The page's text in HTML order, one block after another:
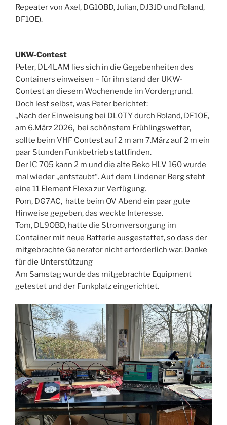
Repeater von Axel, DG1OBD, Julian, DJ3JD und Roland,
DF1OE).
UKW-Contest
Peter, DL4LAM lies sich in die Gegebenheiten des
Containers einweisen – für ihn stand der UKW-
Contest an diesem Wochenende im Vordergrund.
Doch lest selbst, was Peter berichtet:
„Nach der Einweisung bei DL0TY durch Roland, DF1OE,
am 6.März 2026, bei schönstem Frühlingswetter,
sollte beim VHF Contest auf 2 m am 7.März auf 2 m ein
paar Stunden Funkbetrieb stattfinden.
Der IC 705 kann 2 m und die alte Beko HLV 160 wurde
mal wieder „entstaubt“. Auf dem Lindener Berg steht
eine 11 Element Flexa zur Verfügung.
Pom, DG7AC, hatte beim OV Abend ein paar gute
Hinweise gegeben, das weckte Interesse.
Tom, DL9OBD, hatte die Stromversorgung im
Container mit neue Batterie ausgestattet, so dass der
mitgebrachte Generator nicht erforderlich war. Danke
für die Unterstützung
Am Samstag wurde das mitgebrachte Equipment
getestet und der Funkplatz eingerichtet.